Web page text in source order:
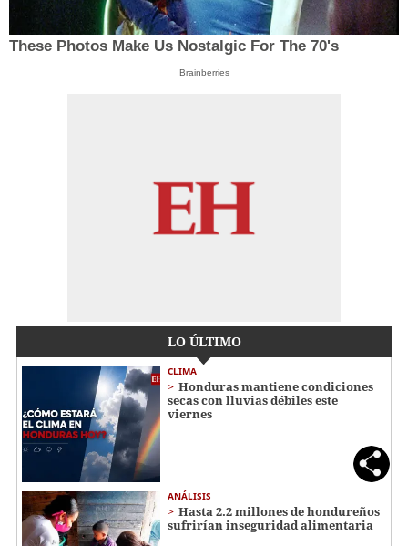
These Photos Make Us Nostalgic For The 70's
Brainberries
LO ÚLTIMO
CLIMA
Honduras mantiene condiciones
secas con lluvias débiles este
viernes
ANÁLISIS
Hasta 2.2 millones de hondureños
sufrirían inseguridad alimentaria